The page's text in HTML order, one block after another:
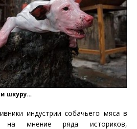
шкуру…
индустрии собачьего мяса в
на мнение ряда историков,